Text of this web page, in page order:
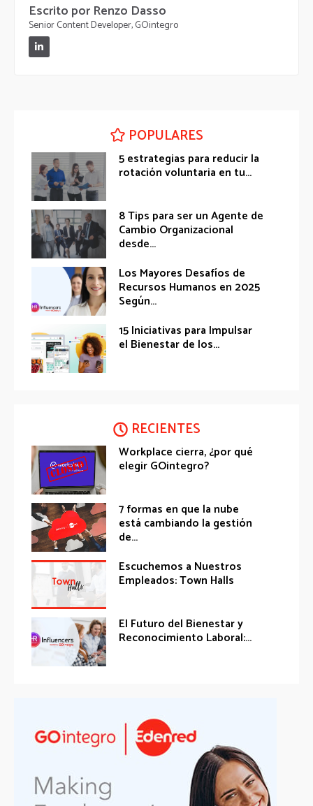
Escrito por Renzo Dasso
Senior Content Developer, GOintegro
POPULARES
5 estrategias para reducir la
rotación voluntaria en tu...
8 Tips para ser un Agente de
Cambio Organizacional
desde...
Los Mayores Desafíos de
Recursos Humanos en 2025
Según...
15 Iniciativas para Impulsar
el Bienestar de los...
RECIENTES
Workplace cierra, ¿por qué
elegir GOintegro?
7 formas en que la nube
está cambiando la gestión
de...
Escuchemos a Nuestros
Empleados: Town Halls
El Futuro del Bienestar y
Reconocimiento Laboral:...